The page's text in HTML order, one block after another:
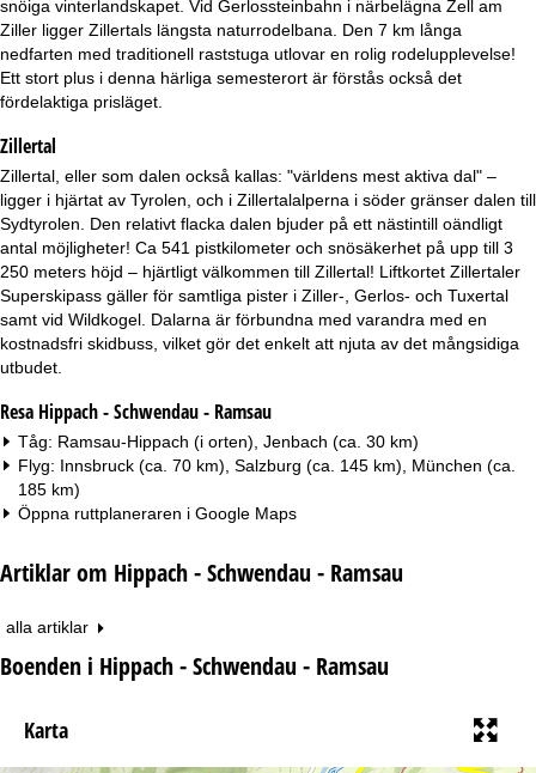
a
snöiga vinterlandskapet. Vid Gerlossteinbahn i närbelägna Zell am
Ziller ligger Zillertals längsta naturrodelbana. Den 7 km långa
nedfarten med traditionell raststuga utlovar en rolig rodelupplevelse!
Ett stort plus i denna härliga semesterort är förstås också det
fördelaktiga prisläget.
Zillertal
Zillertal, eller som dalen också kallas: "världens mest aktiva dal" –
ligger i hjärtat av Tyrolen, och i Zillertalalperna i söder gränser dalen till
Sydtyrolen. Den relativt flacka dalen bjuder på ett nästintill oändligt
antal möjligheter! Ca 541 pistkilometer och snösäkerhet på upp till 3
250 meters höjd – hjärtligt välkommen till Zillertal! Liftkortet Zillertaler
Superskipass gäller för samtliga pister i Ziller-, Gerlos- och Tuxertal
samt vid Wildkogel. Dalarna är förbundna med varandra med en
kostnadsfri skidbuss, vilket gör det enkelt att njuta av det mångsidiga
utbudet.
Resa Hippach - Schwendau - Ramsau
Tåg: Ramsau-Hippach (i orten), Jenbach (ca. 30 km)
Flyg: Innsbruck (ca. 70 km), Salzburg (ca. 145 km), München (ca.
185 km)
Öppna ruttplaneraren i Google Maps
Artiklar om Hippach - Schwendau - Ramsau
alla artiklar
Boenden i Hippach - Schwendau - Ramsau
Karta